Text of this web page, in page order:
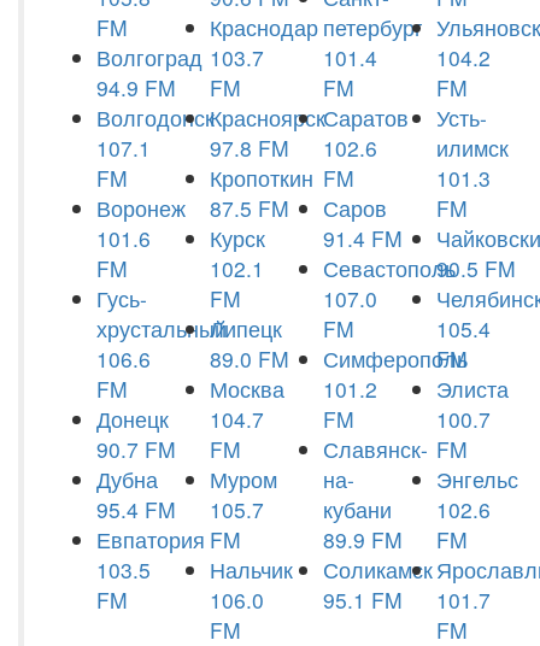
FM
Волгоград
94.9 FM
Волгодонск
107.1
FM
Воронеж
101.6
FM
Гусь-
хрустальный
106.6
FM
Донецк
90.7 FM
Дубна
95.4 FM
Евпатория
103.5
FM
Краснодар
103.7
FM
Красноярск
97.8 FM
Кропоткин
87.5 FM
Курск
102.1
FM
Липецк
89.0 FM
Москва
104.7
FM
Муром
105.7
FM
Нальчик
106.0
FM
петербург
101.4
FM
Саратов
102.6
FM
Саров
91.4 FM
Севастополь
107.0
FM
Симферополь
101.2
FM
Славянск-
на-
кубани
89.9 FM
Соликамск
95.1 FM
Ульяновск
104.2
FM
Усть-
илимск
101.3
FM
90.5 FM
105.4
FM
Элиста
100.7
FM
Энгельс
102.6
FM
101.7
FM